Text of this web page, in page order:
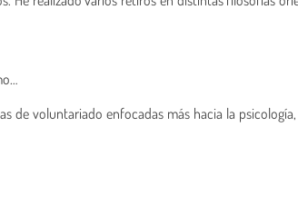
de voluntariado enfocadas más hacia la